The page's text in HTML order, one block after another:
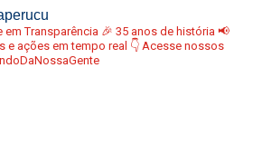
em Transparência 🎉 35 anos de história 📢
e ações em tempo real 👇 Acesse nossos